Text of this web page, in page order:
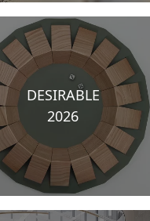
DESIRABLE
2026